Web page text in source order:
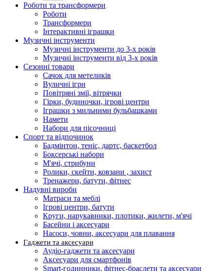
Роботи та трансформери
Роботи
Трансформери
Інтерактивні іграшки
Музичні інструменти
Музичні інструменти до 3-х років
Музичні інструменти від 3-х років
Сезонні товари
Сачок для метеликів
Вуличні ігри
Повітряні змії, вітрячки
Гірки, будиночки, ігрові центри
Іграшки з мильними бульбашками
Намети
Набори для пісочниці
Спорт та відпочинок
Бадмінтон, теніс, дартс, баскетбол
Боксерські набори
М'ячі, стрибуни
Ролики, скейти, ковзани , захист
Тренажери, батути, фітнес
Надувні вироби
Матраси та меблі
Ігрові центри, батути
Круги, нарукавники, плотики, жилети, м'ячі
Басейни і аксесуари
Насоси, човни, аксесуари для плавання
Гаджети та аксесуари
Аудіо-гаджети та аксесуари
Аксесуари для смартфонів
Smart-годинники, фітнес-браслети та аксесуари